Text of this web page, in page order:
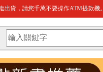
貨，請您千萬不要操作ATM提款機。